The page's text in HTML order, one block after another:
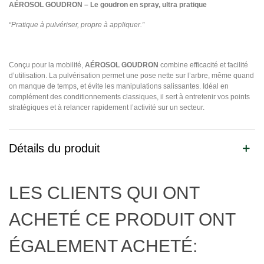
AÉROSOL GOUDRON – Le goudron en spray, ultra pratique
“Pratique à pulvériser, propre à appliquer.”
Conçu pour la mobilité, AÉROSOL GOUDRON combine efficacité et facilité
d’utilisation. La pulvérisation permet une pose nette sur l’arbre, même quand
on manque de temps, et évite les manipulations salissantes. Idéal en
complément des conditionnements classiques, il sert à entretenir vos points
stratégiques et à relancer rapidement l’activité sur un secteur.
Détails du produit
LES CLIENTS QUI ONT
ACHETÉ CE PRODUIT ONT
ÉGALEMENT ACHETÉ: